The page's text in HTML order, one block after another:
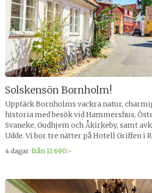
Solskensön Bornholm!
Upptäck Bornholms vackra natur,
historia med besök vid Hammershus,
Svaneke, Gudhjem och Åkirkeby, samt
Udde. Vi bor tre nätter på Hotell Griffen i
4 dagar från11 690:-